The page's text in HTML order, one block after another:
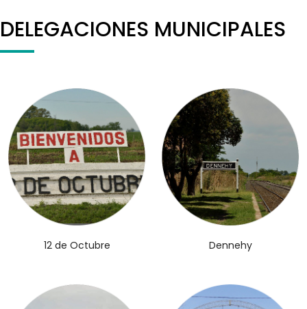
DELEGACIONES MUNICIPALES
12 de Octubre Dennehy